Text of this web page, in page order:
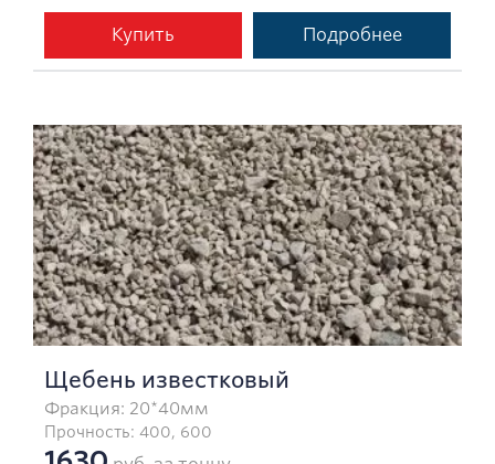
Купить Подробнее
Щебень известковый
Фракция: 20*40мм
Прочность: 400, 600